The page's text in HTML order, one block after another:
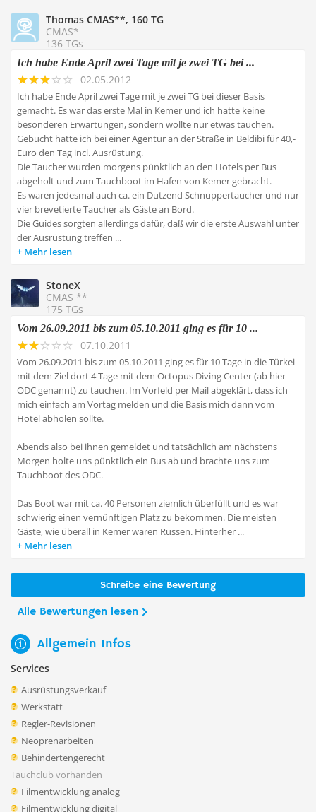
Thomas CMAS**, 160 TG
CMAS*
136 TGs
Ich habe Ende April zwei Tage mit je zwei TG bei ...
02.05.2012
Ich habe Ende April zwei Tage mit je zwei TG bei dieser Basis
gemacht. Es war das erste Mal in Kemer und ich hatte keine
besonderen Erwartungen, sondern wollte nur etwas tauchen.
Gebucht hatte ich bei einer Agentur an der Straße in Beldibi für 40,-
Euro den Tag incl. Ausrüstung.
Die Taucher wurden morgens pünktlich an den Hotels per Bus
abgeholt und zum Tauchboot im Hafen von Kemer gebracht.
Es waren jedesmal auch ca. ein Dutzend Schnuppertaucher und nur
vier brevetierte Taucher als Gäste an Bord.
Die Guides sorgten allerdings dafür, daß wir die erste Auswahl unter
der Ausrüstung treffen ...
Mehr lesen
StoneX
CMAS **
175 TGs
Vom 26.09.2011 bis zum 05.10.2011 ging es für 10 ...
07.10.2011
Vom 26.09.2011 bis zum 05.10.2011 ging es für 10 Tage in die Türkei
mit dem Ziel dort 4 Tage mit dem Octopus Diving Center (ab hier
ODC genannt) zu tauchen. Im Vorfeld per Mail abgeklärt, dass ich
mich einfach am Vortag melden und die Basis mich dann vom
Hotel abholen sollte.
Abends also bei ihnen gemeldet und tatsächlich am nächstens
Morgen holte uns pünktlich ein Bus ab und brachte uns zum
Tauchboot des ODC.
Das Boot war mit ca. 40 Personen ziemlich überfüllt und es war
schwierig einen vernünftigen Platz zu bekommen. Die meisten
Gäste, wie überall in Kemer waren Russen. Hinterher ...
Mehr lesen
Schreibe eine Bewertung
Alle Bewertungen lesen
Allgemein Infos
Services
Ausrüstungsverkauf
Werkstatt
Regler-Revisionen
Neoprenarbeiten
Behindertengerecht
Tauchclub vorhanden
Filmentwicklung analog
Filmentwicklung digital